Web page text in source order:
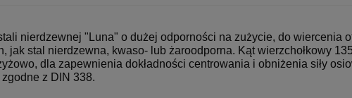
płatności
nierdzewnej "Luna" o dużej odporności na zużycie, do wiercenia
jak stal nierdzewna, kwaso- lub żaroodporna. Kąt wierzchołkowy
dla zapewnienia dokładności centrowania i obniżenia siły
z DIN 338.